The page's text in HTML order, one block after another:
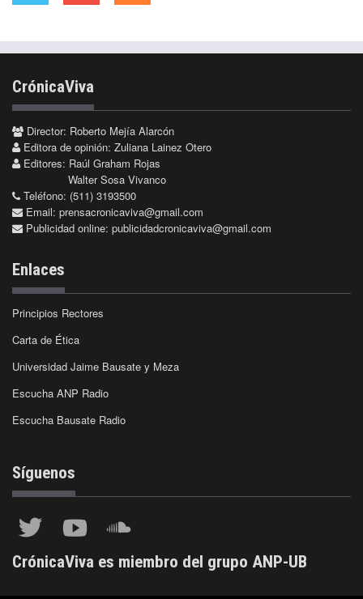
CrónicaViva
Director: Roberto Mejía Alarcón
Editora de opinión: Zuliana Lainez Otero
Editores: Raúl Graham Rojas
Walter Sosa Vivanco
Teléfono: (511) 3193500
Email: prensacronicaviva@gmail.com
Publicidad online: publicidadcronicaviva@gmail.com
Enlaces
Principios Rectores
Carta de Ética
Universidad Jaime Bausate y Meza
Escucha ANP Radio
Escucha Bausate Radio
Síguenos
CrónicaViva es miembro del grupo ANP-UB